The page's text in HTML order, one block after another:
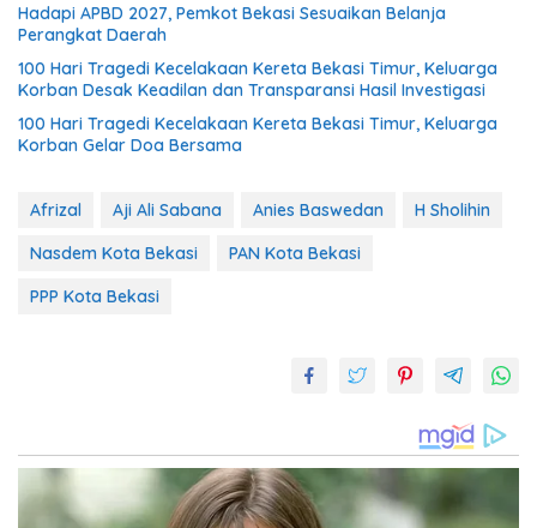
Hadapi APBD 2027, Pemkot Bekasi Sesuaikan Belanja
Perangkat Daerah
100 Hari Tragedi Kecelakaan Kereta Bekasi Timur, Keluarga
Korban Desak Keadilan dan Transparansi Hasil Investigasi
100 Hari Tragedi Kecelakaan Kereta Bekasi Timur, Keluarga
Korban Gelar Doa Bersama
Afrizal Aji Ali Sabana Anies Baswedan
H Sholihin
Nasdem Kota Bekasi
PAN Kota Bekasi
PPP Kota Bekasi